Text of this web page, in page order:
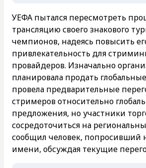
УЕФА пытался пересмотреть
трансляцию своего знакового
чемпионов, надеясь повысить
привлекательность для
провайдеров. Изначально
планировала продать
провела предварительные
стримеров относительно
предложения, но участники
сосредоточиться на
сообщил человек, попросивший
имени, обсуждая текущие